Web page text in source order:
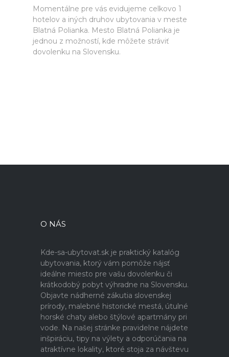
Momentálne pre vás evidujeme celkovo 1
hotelov a iných druhov ubytovania v meste
Blatná Polianka. Mesto Blatná Polianka je
jednou z možností, kde môžete stráviť
dovolenku na Slovensku.
O NÁS
Kde-sa-ubytovat.sk je praktický katalóg
ubytovania, ktorý vám pomôže nájsť
ideálne miesto pre vašu dovolenku či
krátkodobý pobyt výhradne na Slovensku.
Objavte nádherné zákutia slovenskej
prírody, malebné historické mestá, útulné
horské chaty alebo štýlové apartmány pri
vode. Na našej stránke pravidelne nájdete
inšpiráciu, tipy na výlety a odporúčania na
atraktívne lokality, ktoré stoja za návštevu